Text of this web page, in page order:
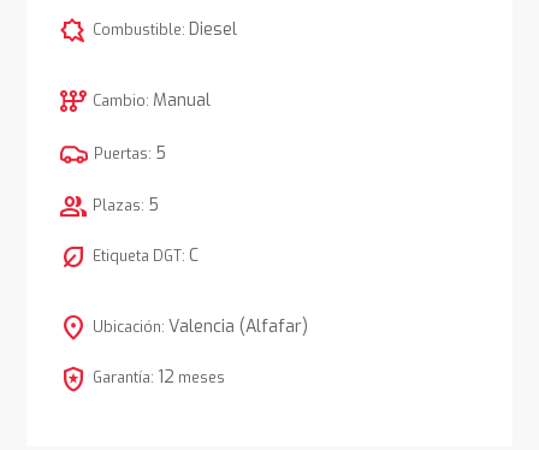
comic_bubble Combustible: Diesel
auto_transmission Cambio: Manual
Puertas: 5
group Plazas: 5
nest_eco_leaf Etiqueta DGT: C
location_on Ubicación: Valencia (Alfafar)
local_police Garantía: 12 meses